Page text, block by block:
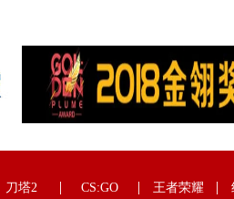
刀塔2 CS:GO 王者荣耀